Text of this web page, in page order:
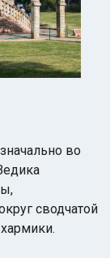
во
сводчатой